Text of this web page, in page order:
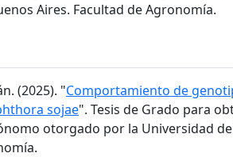
Aires. Facultad de Agronomía.
(2025). "Comportamiento de
sojae". Tesis de Grado para
otorgado por la Universidad de